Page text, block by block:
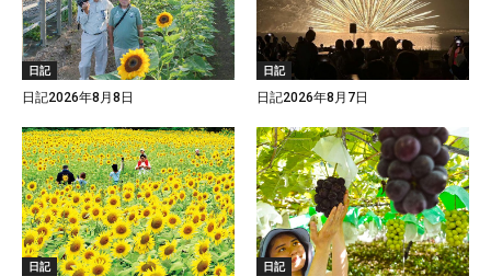
日記
日記2026年8月8日
日記
日記2026年8月7日
日記
日記